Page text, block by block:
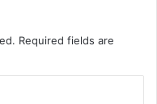
Required fields are